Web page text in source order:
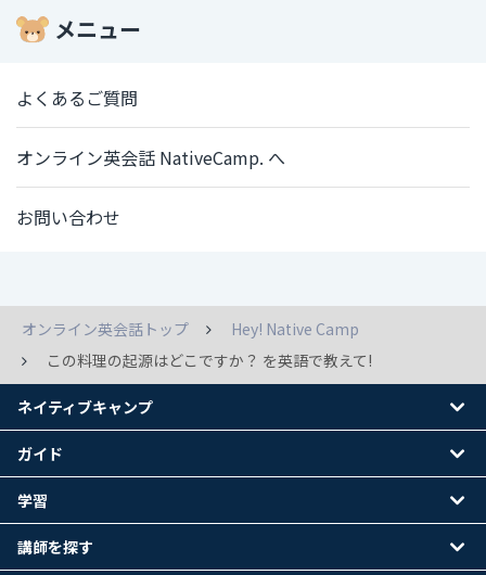
メニュー
よくあるご質問
オンライン英会話 NativeCamp. へ
お問い合わせ
オンライン英会話トップ
Hey! Native Camp
この料理の起源はどこですか？ を英語で教えて!
ネイティブキャンプ
ガイド
学習
講師を探す